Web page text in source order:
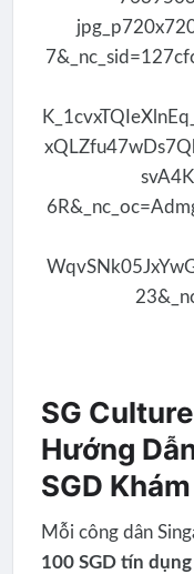
SG
Hướng
SGD
Mỗi công dân
100 SGD tín